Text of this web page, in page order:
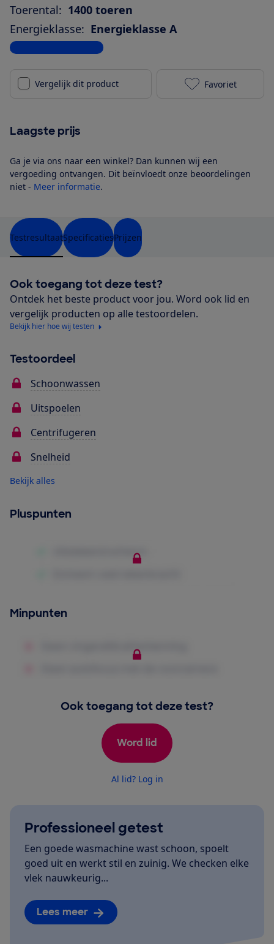
Toerental: 1400 toeren
Energieklasse: Energieklasse A
Bekijk alle specificaties
Vergelijk dit product Beko
Favoriet
Laagste prijs
Ga je via ons naar een winkel? Dan kunnen wij een
vergoeding ontvangen. Dit beïnvloedt onze beoordelingen
niet - Meer informatie.
TestresultaatSpecificatiesPrijzen
Ook toegang tot deze test?
Ontdek het beste product voor jou. Word ook lid en
vergelijk producten op alle testoordelen.
Bekijk hier hoe wij testen
Testoordeel
Schoonwassen
Uitspoelen
Centrifugeren
Snelheid
Bekijk alles
Pluspunten
Minpunten
Ook toegang tot deze test?
Word lid
Al lid? Log in
Professioneel getest
Een goede wasmachine wast schoon, spoelt
goed uit en werkt stil en zuinig. We checken elke
vlek nauwkeurig...
Lees meer